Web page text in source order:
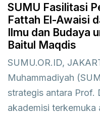
SUMU Fasilitasi
Fattah El-Awaisi
Ilmu dan Budaya
Baitul Maqdis
SUMU.OR.ID,
Muhammadiyah
strategis antara Prof.
akademisi terkemuka